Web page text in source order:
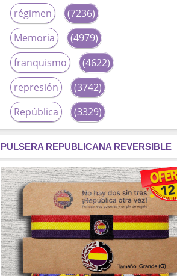
régimen
(7236)
Memoria
(4979)
franquismo
(4622)
represión
(3742)
República
(3329)
fascismo
(2677)
tardofranquismo
(2320)
Actualidad
(2319)
monarquía
(2253)
borbones
(2176)
PULSERA REPUBLICANA REVERSIBLE